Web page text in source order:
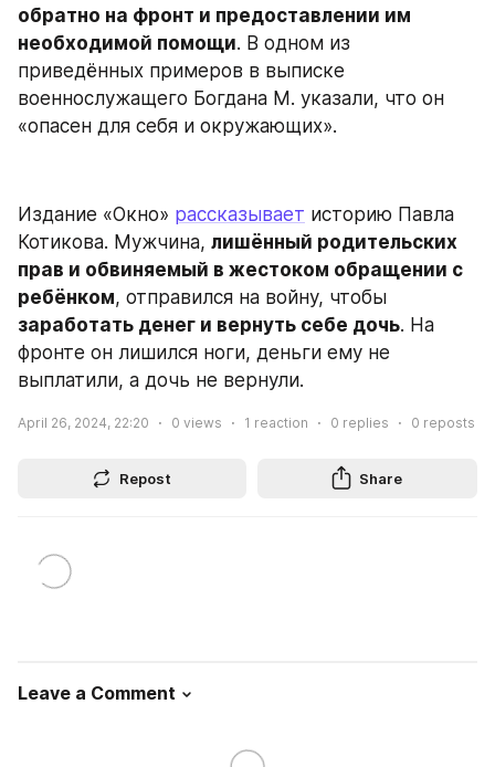
обратно на фронт и предоставлении им
необходимой помощи. В одном из
приведённых примеров в выписке
военнослужащего Богдана М. указали, что он
«опасен для себя и окружающих».
Издание «Окно» рассказывает историю Павла
Котикова. Мужчина, лишённый родительских
прав и обвиняемый в жестоком обращении с
ребёнком
заработать денег и вернуть себе дочь. На
фронте он лишился ноги, деньги ему не
выплатили, а дочь не вернули.
April 26, 2024, 22:20 0 views 1 reaction 0 replies 0 reposts
Repost Share
Leave a Comment